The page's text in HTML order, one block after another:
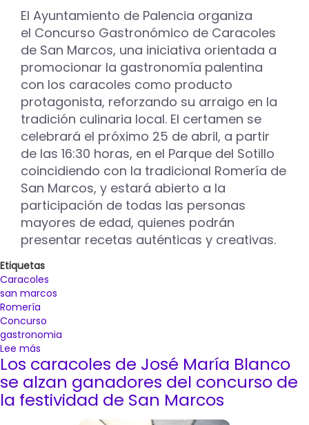
Marcos
en
Palencia
El Ayuntamiento de Palencia organiza
el Concurso Gastronómico de Caracoles
de San Marcos, una iniciativa orientada a
promocionar la gastronomía palentina
con los caracoles como producto
protagonista, reforzando su arraigo en la
tradición culinaria local. El certamen se
celebrará el próximo 25 de abril, a partir
de las 16:30 horas, en el Parque del Sotillo
coincidiendo con la tradicional Romería de
San Marcos, y estará abierto a la
participación de todas las personas
mayores de edad, quienes podrán
presentar recetas auténticas y creativas.
Etiquetas
Caracoles
san marcos
Romería
Concurso
gastronomia
Lee más
Abierto
el
plazo
de
inscripción
Los caracoles de José María Blanco
se alzan ganadores del concurso de
la festividad de San Marcos